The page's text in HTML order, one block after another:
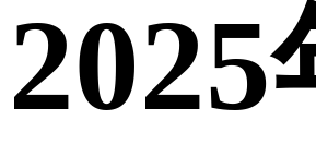
2025